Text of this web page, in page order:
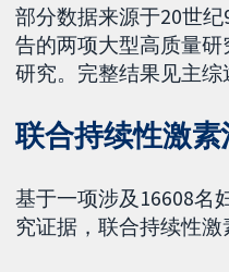
部分数据来源于20世
告的两项大型高质量
研究。完整结果见主综
联合持续性激
基于一项涉及16608名
究证据，联合持续性